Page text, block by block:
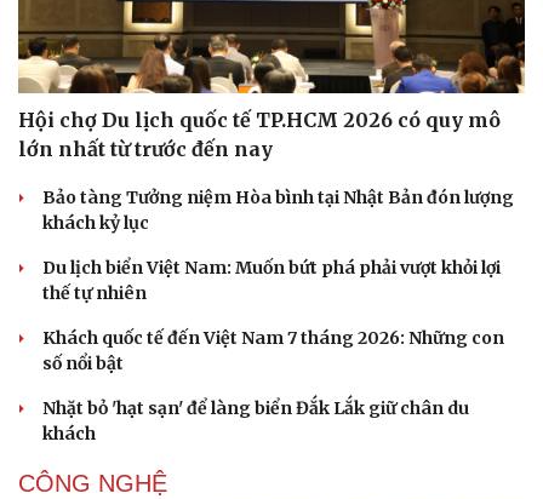
Hội chợ Du lịch quốc tế TP.HCM 2026 có quy mô
lớn nhất từ trước đến nay
Bảo tàng Tưởng niệm Hòa bình tại Nhật Bản đón lượng
khách kỷ lục
Du lịch biển Việt Nam: Muốn bứt phá phải vượt khỏi lợi
thế tự nhiên
Khách quốc tế đến Việt Nam 7 tháng 2026: Những con
số nổi bật
Nhặt bỏ 'hạt sạn' để làng biển Đắk Lắk giữ chân du
khách
CÔNG NGHỆ